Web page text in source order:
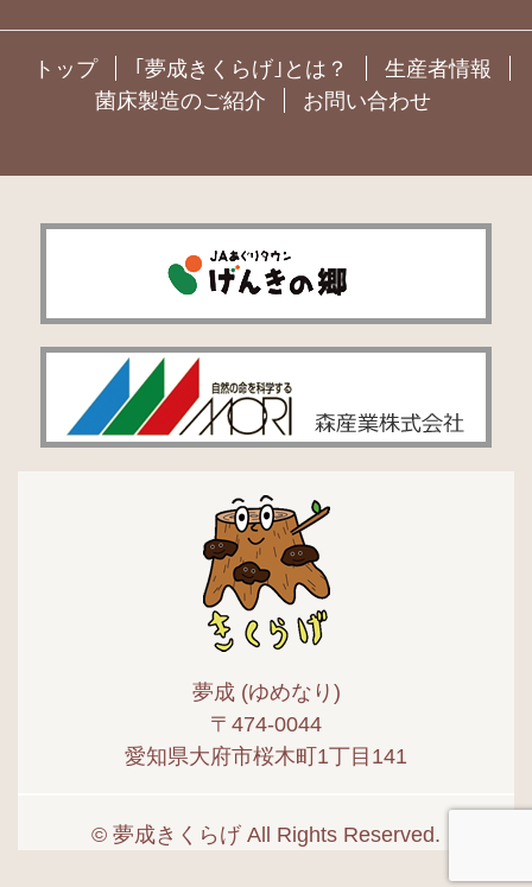
トップ ｢夢成きくらげ｣とは？
生産者情報
菌床製造のご紹介
お問い合わせ
夢成 (ゆめなり)
〒474-0044
愛知県大府市桜木町1丁目141
© 夢成きくらげ All Rights Reserved.